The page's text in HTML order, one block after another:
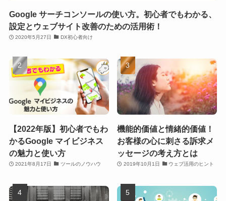
Google サーチコンソールの使い方。初心者でもわかる、
設定とウェブサイト改善のための活用術！
2020年5月27日 DX初心者向け
【2022年版】初心者でもわ
かるGoogle マイビジネス
の魅力と使い方
2021年8月17日 ツールのノウハウ
機能的価値と情緒的価値！
お客様の心に刺さる訴求メ
ッセージの考え方とは
2019年10月1日 ウェブ活用のヒント